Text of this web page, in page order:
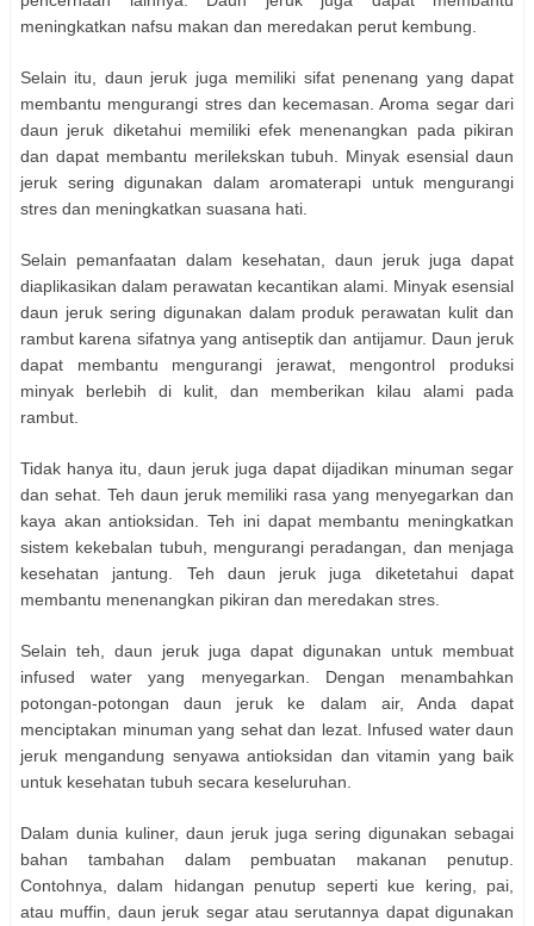
meningkatkan nafsu makan dan meredakan perut kembung.
Selain itu, daun jeruk juga memiliki sifat penenang yang dapat
membantu mengurangi stres dan kecemasan. Aroma segar dari
daun jeruk diketahui memiliki efek menenangkan pada pikiran
dan dapat membantu merilekskan tubuh. Minyak esensial daun
jeruk sering digunakan dalam aromaterapi untuk mengurangi
stres dan meningkatkan suasana hati.
Selain pemanfaatan dalam kesehatan, daun jeruk juga dapat
diaplikasikan dalam perawatan kecantikan alami. Minyak esensial
daun jeruk sering digunakan dalam produk perawatan kulit dan
rambut karena sifatnya yang antiseptik dan antijamur. Daun jeruk
dapat membantu mengurangi jerawat, mengontrol produksi
minyak berlebih di kulit, dan memberikan kilau alami pada
rambut.
Tidak hanya itu, daun jeruk juga dapat dijadikan minuman segar
dan sehat. Teh daun jeruk memiliki rasa yang menyegarkan dan
kaya akan antioksidan. Teh ini dapat membantu meningkatkan
sistem kekebalan tubuh, mengurangi peradangan, dan menjaga
kesehatan jantung. Teh daun jeruk juga diketetahui dapat
membantu menenangkan pikiran dan meredakan stres.
Selain teh, daun jeruk juga dapat digunakan untuk membuat
infused water yang menyegarkan. Dengan menambahkan
potongan-potongan daun jeruk ke dalam air, Anda dapat
menciptakan minuman yang sehat dan lezat. Infused water daun
jeruk mengandung senyawa antioksidan dan vitamin yang baik
untuk kesehatan tubuh secara keseluruhan.
Dalam dunia kuliner, daun jeruk juga sering digunakan sebagai
bahan tambahan dalam pembuatan makanan penutup.
Contohnya, dalam hidangan penutup seperti kue kering, pai,
atau muffin, daun jeruk segar atau serutannya dapat digunakan